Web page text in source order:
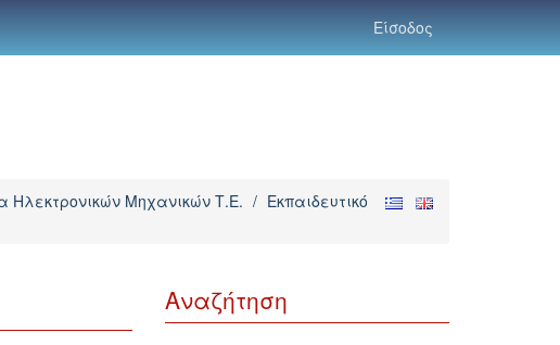
Είσοδος
Ηλεκτρονικών Μηχανικών Τ.Ε. / Εκπαιδευτικό
Αναζήτηση